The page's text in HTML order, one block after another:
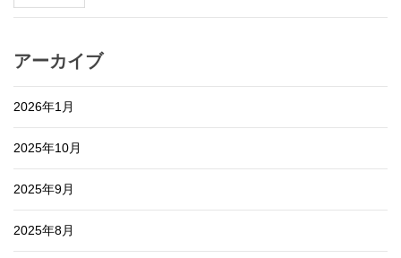
アーカイブ
2026年1月
2025年10月
2025年9月
2025年8月